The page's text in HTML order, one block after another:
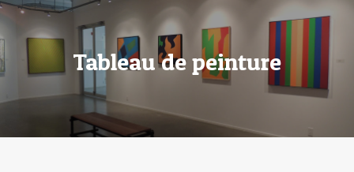
Tableau de peinture